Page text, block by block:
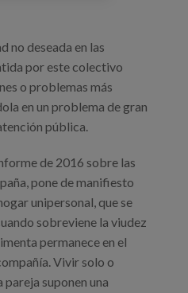
no deseada en las
por este colectivo
o problemas más
en un problema de gran
pública.
de 2016 sobre las
pone de manifiesto
unipersonal, que se
sobreviene la viudez
permanece en el
Vivir solo o
suponen una